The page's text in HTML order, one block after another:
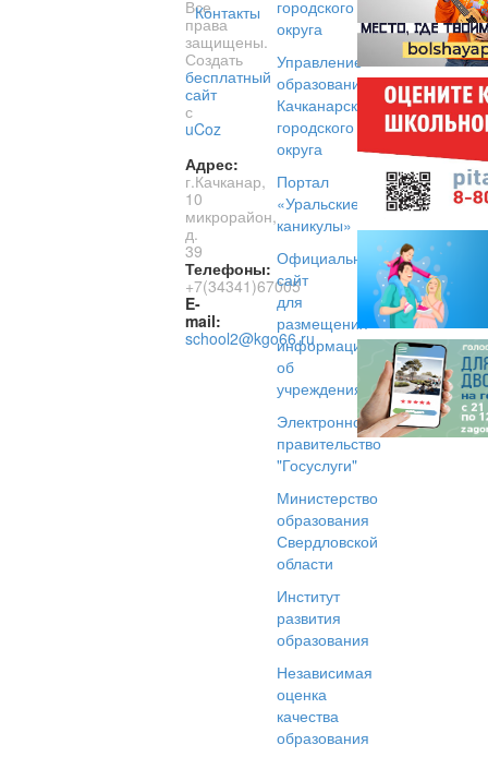
Все
права
защищены.
Создать
бесплатный
сайт
с
uCoz
Адрес:
г.Качканар,
10
микрорайон,
д.
39
Телефоны:
+7(34341)67005
E-
mail:
school2@kgo66.ru
Контакты
городского
округа
Управление
образованием
Качканарского
городского
округа
Портал
«Уральские
каникулы»
Официальный
сайт
для
размещения
информации
об
учреждениях
Электронное
правительство
"Госуслуги"
Министерство
образования
Свердловской
области
Институт
развития
образования
Независимая
оценка
качества
образования